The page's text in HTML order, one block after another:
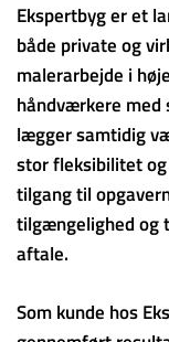
Ekspertbyg er et
både private og
malerarbejde i
håndværkere med
lægger samtidig
stor fleksibilitet
tilgang til
tilgængelighed og
aftale.
Som kunde hos